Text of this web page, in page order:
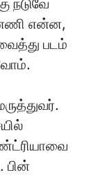
நடுவே
என்ன,
படம்
பின்